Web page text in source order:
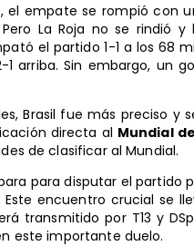
el empate se rompió con
La Roja no se rindió
el partido 1-1 a los 68
1 arriba. Sin embargo, un
Brasil fue más preciso y
directa al Mundial
de clasificar al Mundial.
para disputar el
encuentro crucial se
transmitido por T13 y
este importante duelo.